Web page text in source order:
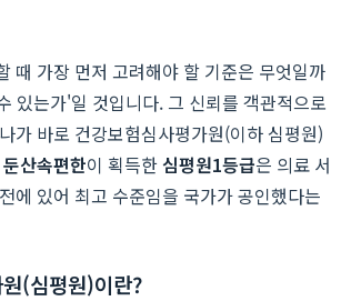
때 가장 먼저 고려해야 할 기준은 무엇일까
있는가'일 것입니다. 그 신뢰를 객관적으로
가 바로 건강보험심사평가원(이하 심평원)
둔산속편한이 획득한심평원1등급은 의료 서
에 있어 최고 수준임을 국가가 공인했다는
(심평원)이란?